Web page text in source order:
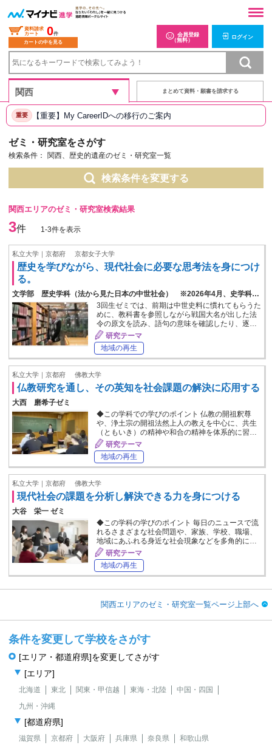
資料請求
カート
0件
カートの中を見る
会員登録
（無料）
ログイン
まとめて資料・願書を請求する
重要 【重要】My CareerIDへの移行のご案内
ゼミ・研究室をさがす
検索条件： 関西、歴史的遺産のゼミ・研究室一覧
検索条件を変更する
関西エリアのゼミ・研究室検索結果
3件 1-3件を表示
私立大学｜京都府 京都女子大学
歴史を学びながら、現代社会に必要な思考法を身につけ
る。
文学部 歴史学科（法から見た日本の中世社会） ※2026年4月、史学科…
3回生ゼミでは、前期は中世史料に慣れてもらうた
めに、教科書を参照しながら戦国大名が出した法
令の原文を読み、語句の意味を確認したり、逐…
研究テーマ
地域の再生
私立大学｜京都府 佛教大学
仏教研究を通し、その英知を社会課題の解決に応用する
大西 磨希子ゼミ
◆この学科での学びのポイント 仏教の開祖釈尊
や、浄土宗の開祖法然上人の教えを中心に、共生
（ともいき）の精神や和合の精神を体系的に習…
研究テーマ
地域の再生
私立大学｜京都府 佛教大学
現代社会の課題を分析し解決できる力を身につける
大谷 栄一 ゼミ
◆この学科の学びのポイント 毎日のニュースで流
れるさまざまな社会問題や、家族、学校、職場、
地域にあふれる身近な社会現象などを多角的に…
研究テーマ
地域の再生
関西エリアのゼミ・研究室一覧ページ上部へ
条件を変更して学校をさがす
[エリア・都道府県]を変更してさがす
[エリア]
北海道 東北 関東・甲信越 東海・北陸
中国・四国
九州・沖縄
[都道府県]
滋賀県 京都府 大阪府 兵庫県 奈良県 和歌山県